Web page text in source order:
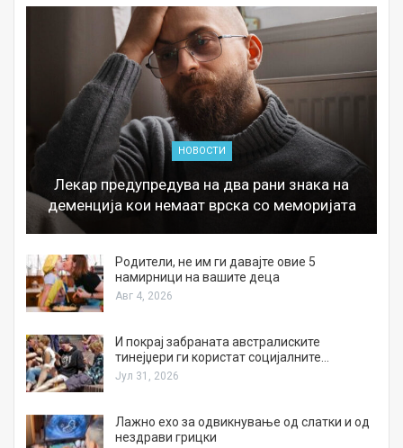
НОВОСТИ
Лекар предупредува на два рани знака на
деменција кои немаат врска со меморијата
Родители, не им ги давајте овие 5
намирници на вашите деца
Авг 4, 2026
И покрај забраната австралиските
тинејџери ги користат социјалните…
Јул 31, 2026
Лажно ехо за одвикнување од слатки и од
нездрави грицки